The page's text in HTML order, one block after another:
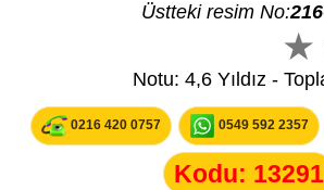
Üstteki resim No:
Notu: 4,6 Yıldız -
0216 420 0757 0549 592 2357
Kodu: 13291